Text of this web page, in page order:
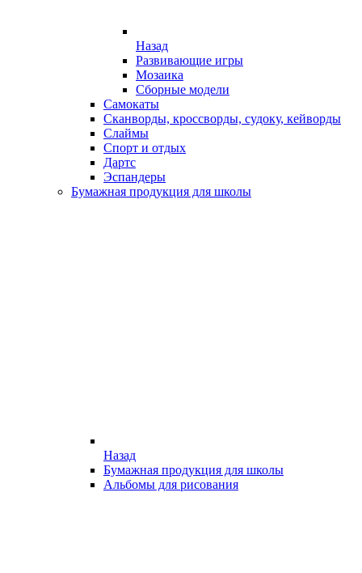
Назад
Развивающие игры
Мозаика
Сборные модели
Самокаты
Сканворды, кроссворды, судоку, кейворды
Слаймы
Спорт и отдых
Дартс
Эспандеры
Бумажная продукция для школы
Назад
Бумажная продукция для школы
Альбомы для рисования